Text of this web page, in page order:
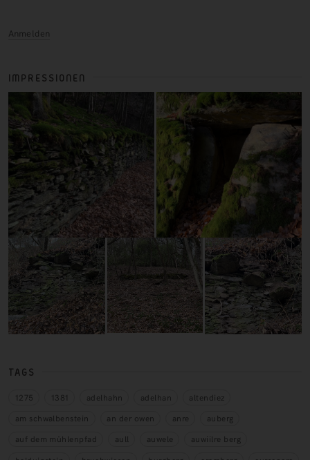
Anmelden
IMPRESSIONEN
TAGS
1275 1381 adelhahn adelhan
altendiez
am schwalbenstein
an der owen anre
auberg
auf dem mühlenpfad
aull auwele
auwiilre berg